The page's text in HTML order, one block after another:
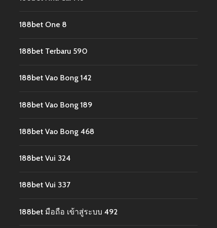
188bet One 8
188bet Terbaru 590
188bet Vao Bong 142
188bet Vao Bong 189
188bet Vao Bong 468
188bet Vui 324
188bet Vui 337
188bet มือถือ เข้าสู่ระบบ 492